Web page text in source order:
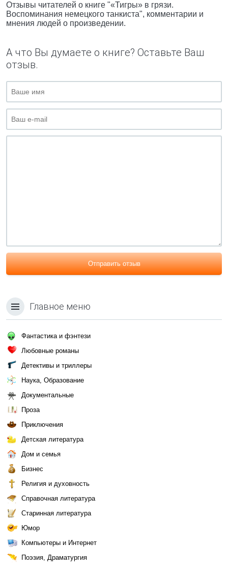
Отзывы читателей о книге "«Тигры» в грязи.
Воспоминания немецкого танкиста", комментарии и
мнения людей о произведении.
А что Вы думаете о книге? Оставьте Ваш
отзыв.
Отправить отзыв
Главное меню
Фантастика и фэнтези
Любовные романы
Детективы и триллеры
Наука, Образование
Документальные
Проза
Приключения
Детская литература
Дом и семья
Бизнес
Религия и духовность
Справочная литература
Старинная литература
Юмор
Компьютеры и Интернет
Поэзия, Драматургия